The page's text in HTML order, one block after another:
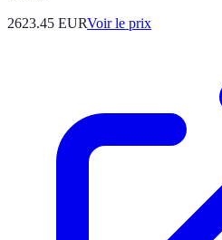
2623.45 EURVoir le prix